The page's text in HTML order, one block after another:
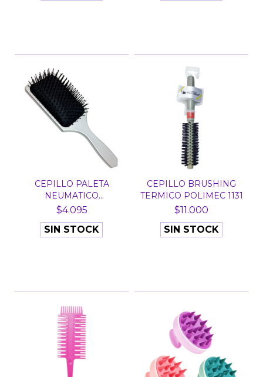
CEPILLO PALETA
NEUMATICO
RECTANGULAR SOP...
$4.095
SIN STOCK
CEPILLO BRUSHING
TERMICO POLIMEC 1131
$11.000
SIN STOCK